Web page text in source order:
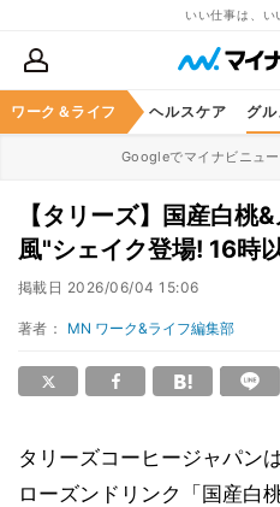
いい仕事は、い
ワーク＆ライフ
マネー 暮らし ヘルスケア グル
Googleでマイナビニュ
【タリーズ】国産白桃
風"シェイク登場! 16時
掲載日 2026/06/04 15:06
著者： MN ワーク&ライフ編集部
タリーズコーヒージャパン
ローズンドリンク「国産白